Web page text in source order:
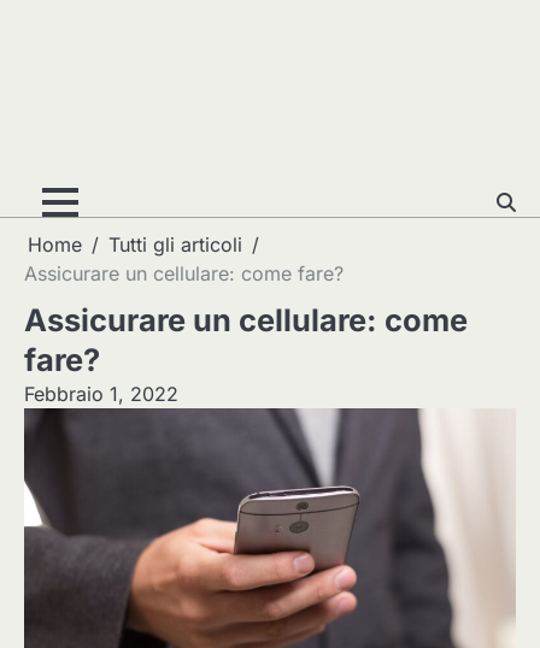
Home
Tutti gli articoli
Assicurare un cellulare: come fare?
Assicurare un cellulare: come
fare?
Febbraio 1, 2022